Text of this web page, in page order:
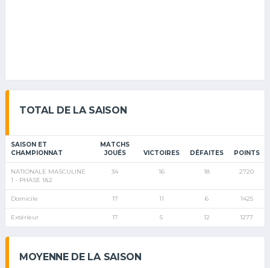
TOTAL DE LA SAISON
SAISON ET
CHAMPIONNAT
MATCHS
JOUÉS
VICTOIRES DÉFAITES POINTS
NATIONALE MASCULINE
1 - PHASE 1&2
34 16 18 2720
Domicile 17 11 6 1425
Extérieur 17 5 12 1277
MOYENNE DE LA SAISON